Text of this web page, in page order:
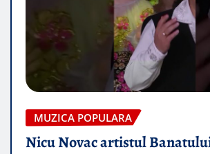
MUZICA POPULARA
Nicu Novac artistul